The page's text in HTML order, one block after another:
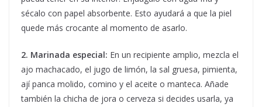
sécalo con papel absorbente. Esto ayudará a que la piel
quede más crocante al momento de asarlo.
2. Marinada especial: En un recipiente amplio, mezcla el
ajo machacado, el jugo de limón, la sal gruesa, pimienta,
ají panca molido, comino y el aceite o manteca. Añade
también la chicha de jora o cerveza si decides usarla, ya